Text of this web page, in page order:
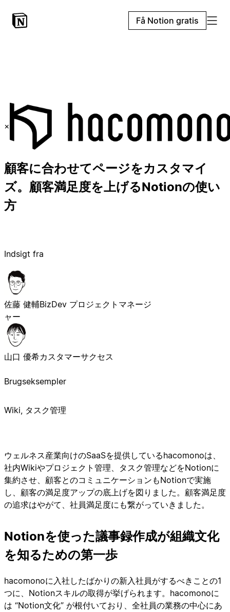
Få Notion gratis
×
顧客に合わせてページをカスタマイ
ズ。顧客満足度を上げるNotionの使い
方
ウェルネス産業向けのSaaSを提供しているhacomonoは、
社内Wikiやプロジェクト管理、タスク管理などをNotionに
集約させ、顧客とのコミュニケーションもNotionで実施
し、顧客の満足度アップの底上げを図りました。顧客満足度
の追求はやがて、社員満足度にも繋がっていきました。
Notionを使った議事録作成が組織文化
を知るための第一歩
hacomonoに入社したばかりの新入社員がするべきことの1
つに、Notionスキルの取得が挙げられます。hacomonoに
は “Notion文化” が根付いており、全社員の業務の中心にあ
Indsigt fra
佐藤 健輔BizDev プロジェクトマネージ
ャー
山口 優希カスタマーサクセス
Brugseksempler
Wiki, タスク管理